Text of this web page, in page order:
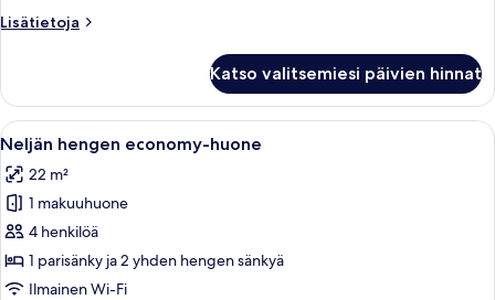
Lisätietoja
Lisätietoja
huone,
parveke
Katso valitsemiesi päivien hinnat
Avaa
kaikki
huonetyypin
Neljän
hengen
economy-
huone
Hotellihuone, jossa on sänky,
11
Neljän hengen economy-huone
22 m²
1 makuuhuone
4 henkilöä
1 parisänky ja 2 yhden hengen sänkyä
Ilmainen Wi-Fi